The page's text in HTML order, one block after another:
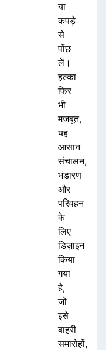
या
कपड़े
से
पोंछ
लें।
हल्का
फिर
भी
मजबूत,
यह
आसान
संचालन,
भंडारण
और
परिवहन
के
लिए
डिज़ाइन
किया
गया
है,
जो
इसे
बाहरी
समारोहों,